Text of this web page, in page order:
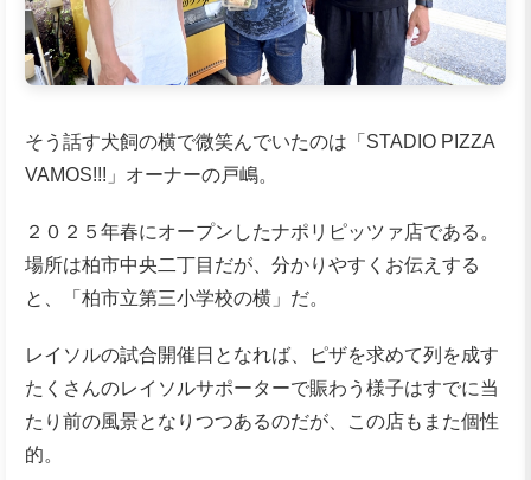
そう話す犬飼の横で微笑んでいたのは「STADIO PIZZA
VAMOS!!!」オーナーの戸嶋。
２０２５年春にオープンしたナポリピッツァ店である。
場所は柏市中央二丁目だが、分かりやすくお伝えする
と、「柏市立第三小学校の横」だ。
レイソルの試合開催日となれば、ピザを求めて列を成す
たくさんのレイソルサポーターで賑わう様子はすでに当
たり前の風景となりつつあるのだが、この店もまた個性
的。